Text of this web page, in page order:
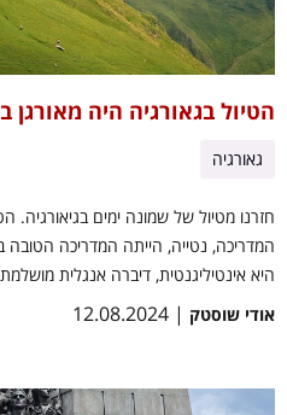
הטיול בגאורגיה היה מאורגן
גאורגיה
חזרנו מטיול של שמונה ימים בגיאורגיה.
המדריכה, נטייה, הייתה המדריכה הטובה
היא אינטיליגנטית, דיברה אנגלית
אודי שוסטק | 12.08.2024